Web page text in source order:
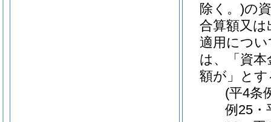
除く。)の
合算額又
適用につ
は、「資
額が」とす
(平4条
例25・